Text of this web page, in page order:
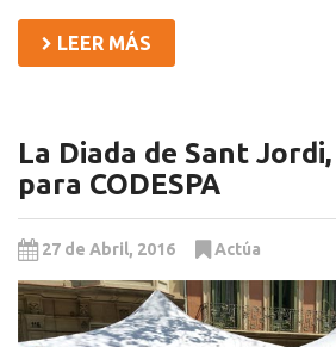
LEER MÁS
La Diada de Sant
para CODESPA
27 de Abril, 2016 Actúa